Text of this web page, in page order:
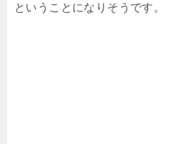
ということになりそうです。